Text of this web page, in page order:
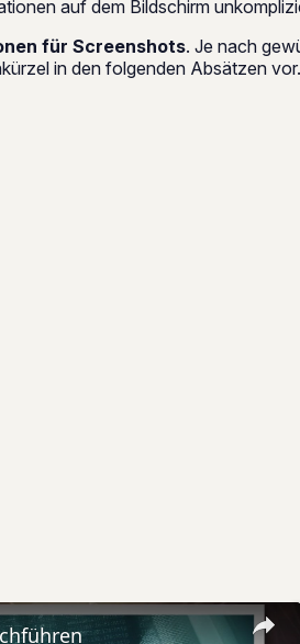
auf dem Bildschirm
für Screenshots. Je nach
in den folgenden Absätzen vor.
×